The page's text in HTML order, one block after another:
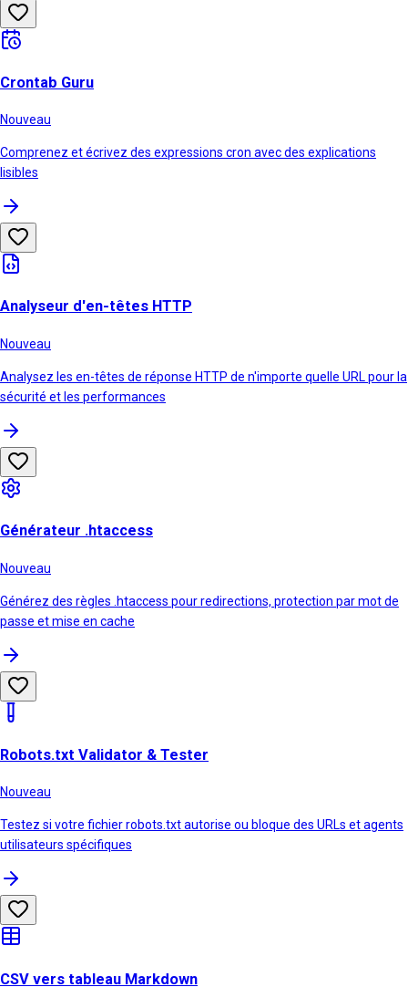
Crontab Guru
Nouveau
Comprenez et écrivez des expressions cron avec des explications
lisibles
Analyseur d'en-têtes HTTP
Nouveau
Analysez les en-têtes de réponse HTTP de n'importe quelle URL pour la
sécurité et les performances
Générateur .htaccess
Nouveau
Générez des règles .htaccess pour redirections, protection par mot de
passe et mise en cache
Robots.txt Validator & Tester
Nouveau
Testez si votre fichier robots.txt autorise ou bloque des URLs et agents
utilisateurs spécifiques
CSV vers tableau Markdown